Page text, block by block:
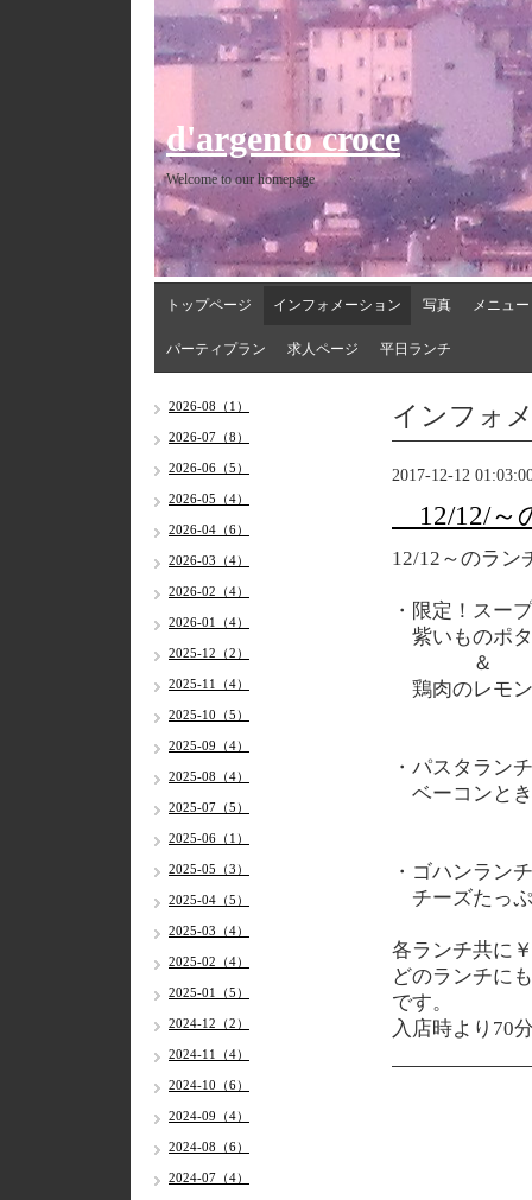
d'argento croce
Welcome to our homepage
トップページ インフォメーション 写真 メニュー
パーティプラン 求人ページ 平日ランチ
インフォ
2017-12-12
12/12/～
12/12 ～のラン
・限定！スー
紫いものポ
＆
鶏肉のレモ
・パスタランチ
ベーコンと
・ゴハンランチ
チーズたっ
各ランチ共に
どのランチに
です。
入店時より70
2026-08（1）
2026-07（8）
2026-06（5）
2026-05（4）
2026-04（6）
2026-03（4）
2026-02（4）
2026-01（4）
2025-12（2）
2025-11（4）
2025-10（5）
2025-09（4）
2025-08（4）
2025-07（5）
2025-06（1）
2025-05（3）
2025-04（5）
2025-03（4）
2025-02（4）
2025-01（5）
2024-12（2）
2024-11（4）
2024-10（6）
2024-09（4）
2024-08（6）
2024-07（4）